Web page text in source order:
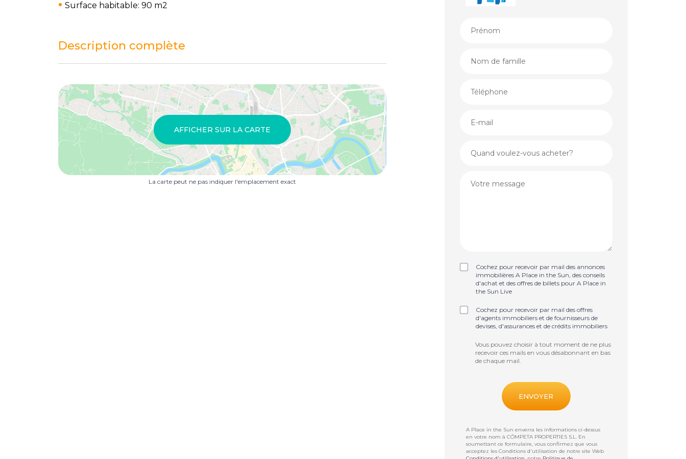
Surface habitable: 90 m2
Description complète
AFFICHER SUR LA CARTE
La carte peut ne pas indiquer l'emplacement exact
Cochez pour recevoir par mail des annonces
immobilières A Place in the Sun, des conseils
d'achat et des offres de billets pour A Place in
the Sun Live
Cochez pour recevoir par mail des offres
d'agents immobiliers et de fournisseurs de
devises, d'assurances et de crédits immobiliers
Vous pouvez choisir à tout moment de ne plus
recevoir ces mails en vous désabonnant en bas
de chaque mail.
A Place in the Sun enverra les informations ci-dessus
en votre nom àCÓMPETA PROPERTIES S.L. En
soumettant ce formulaire, vous confirmez que vous
acceptez les Conditions d'utilisation de notre site Web